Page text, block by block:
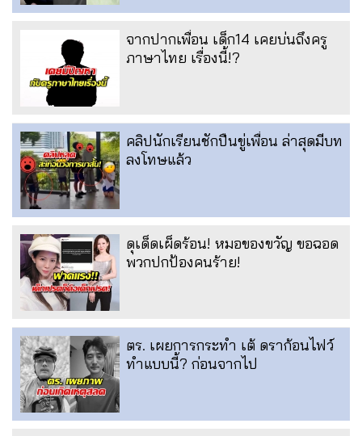
จากปากเพื่อน เด็ก14 เคยบ่นถึงครู
ภาษาไทย เรื่องนี้!?
คลิปนักเรียนชักปืนขู่เพื่อน ล่าสุดมีบท
ลงโทษแล้ว
ดุเด็ดเผ็ดร้อน! หมอของขวัญ ขอฉอด
พวกปกป้องคนร้าย!
ตร. เผยการกระทำ เต้ ดราก้อนไฟว์
ทำแบบนี้? ก่อนจากไป